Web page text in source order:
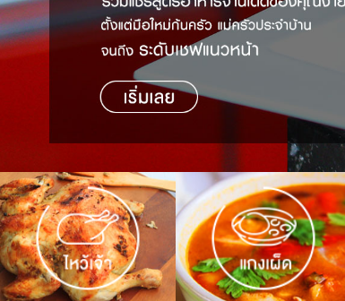
เปรียบเทียบหน่วยการตวง
เปรียบเทียบอุณหภูมิ
เปรียบเทียบน้ำหนักวัตถุดิบ
ชั่งตวงเนย
สร้าง Cookbook